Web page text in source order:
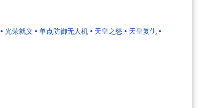
• 光荣就义 • 单点防御无人机 • 天皇之怒 • 天皇复仇 •